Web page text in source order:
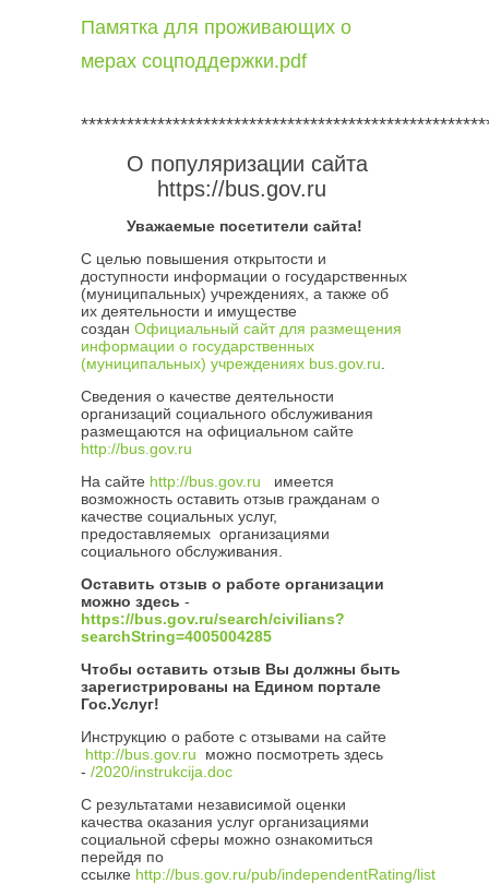
Памятка для проживающих о
мерах соцподдержки.pdf
О популяризации сайта
https://bus.gov.ru
Уважаемые посетители сайта!
С целью повышения открытости и
доступности информации о государственных
(муниципальных) учреждениях, а также об
их деятельности и имуществе
создан Официальный сайт для размещения
информации о государственных
(муниципальных) учреждениях bus.gov.ru
Сведения о качестве деятельности
организаций социального обслуживания
размещаются на официальном сайте
http://bus.gov.ru
На сайте http://bus.gov.ru
имеется
возможность оставить отзыв гражданам о
качестве социальных услуг,
предоставляемых организациями
социального обслуживания.
Оставить отзыв о работе организации
можно здесь -
https://bus.gov.ru/search/civilians?
searchString=4005004285
Чтобы оставить отзыв Вы должны быть
зарегистрированы на Едином портале
Гос.Услуг!
Инструкцию о работе с отзывами на сайте
http://bus.gov.ru можно посмотреть здесь
- /2020/instrukcija.doc
С результатами независимой оценки
качества оказания услуг организациями
социальной сферы можно ознакомиться
перейдя по
ссылке http://bus.gov.ru/pub/independentRating/list